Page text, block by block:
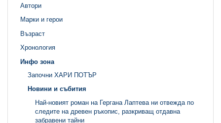
Автори
Марки и герои
Възраст
Хронология
Инфо зона
Започни ХАРИ ПОТЪР
Новини и събития
Най-новият роман на Гергана Лаптева ни отвежда по
следите на древен ръкопис, разкриващ отдавна
забравени тайни